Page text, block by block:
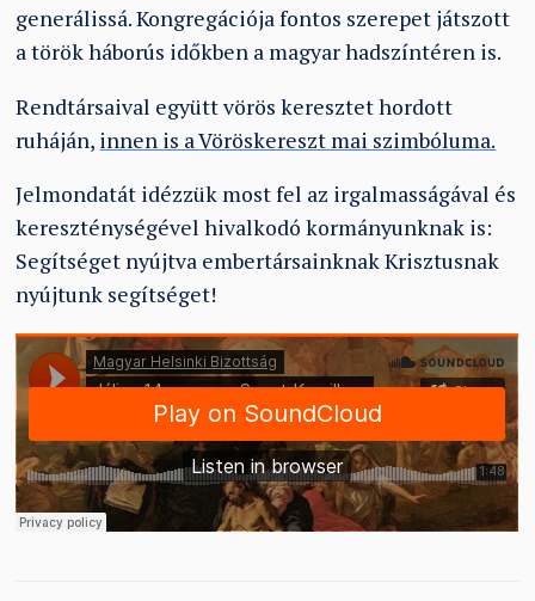
generálissá. Kongregációja fontos szerepet játszott
a török háborús időkben a magyar hadszíntéren is.
Rendtársaival együtt vörös keresztet hordott
ruháján, innen is a Vöröskereszt mai szimbóluma.
Jelmondatát idézzük most fel az irgalmasságával és
kereszténységével hivalkodó kormányunknak is:
Segítséget nyújtva embertársainknak Krisztusnak
nyújtunk segítséget!